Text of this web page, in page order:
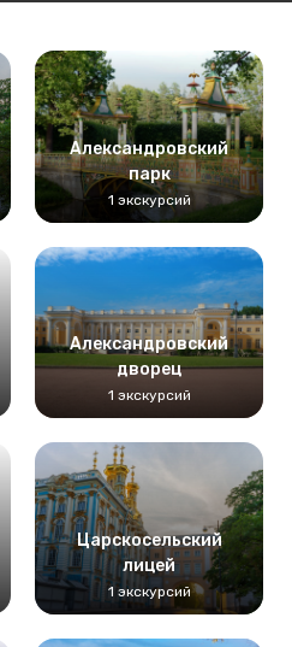
Александровский
парк
1 экскурсий
Александровский
дворец
1 экскурсий
Царскосельский
лицей
1 экскурсий